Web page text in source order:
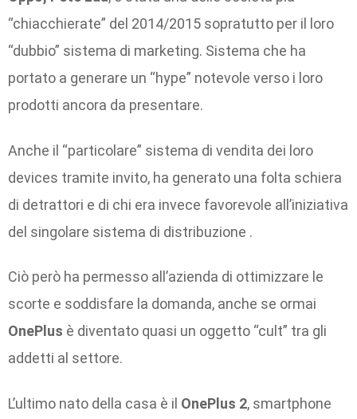
“chiacchierate” del 2014/2015 sopratutto per il loro
“dubbio” sistema di marketing. Sistema che ha
portato a generare un “hype” notevole verso i loro
prodotti ancora da presentare.
Anche il “particolare” sistema di vendita dei loro
devices tramite invito, ha generato una folta schiera
di detrattori e di chi era invece favorevole all’iniziativa
del singolare sistema di distribuzione .
Ciò però ha permesso all’azienda di ottimizzare le
scorte e soddisfare la domanda, anche se ormai
OnePlus è diventato quasi un oggetto “cult” tra gli
addetti al settore.
L’ultimo nato della casa è il OnePlus 2, smartphone